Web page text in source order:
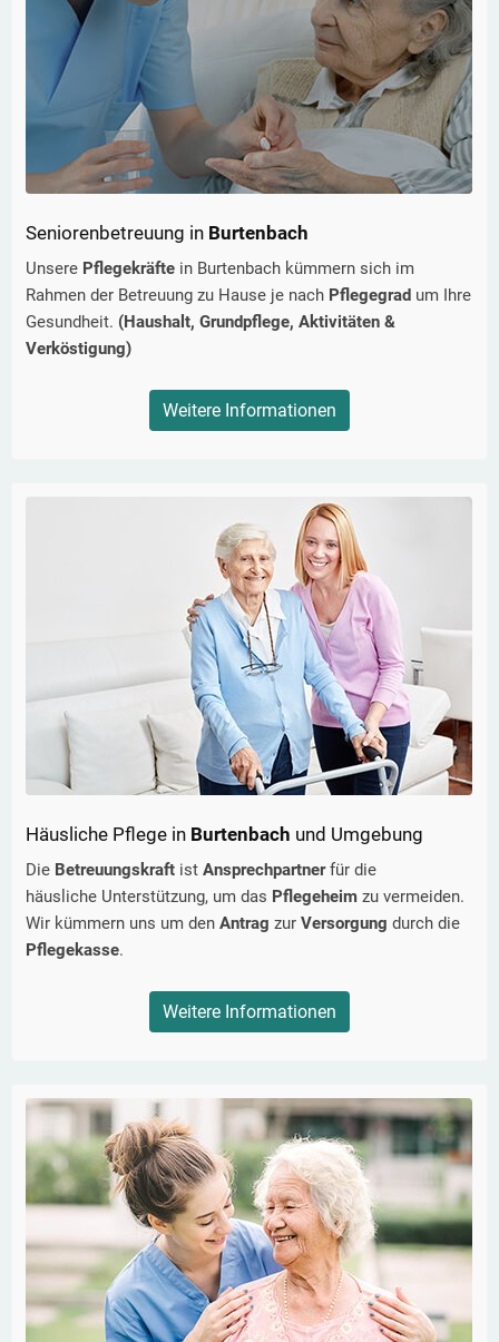
Seniorenbetreuung in Burtenbach
Unsere Pflegekräfte in Burtenbach kümmern sich im
Rahmen der Betreuung zu Hause je nach Pflegegrad um Ihre
Gesundheit. (Haushalt, Grundpflege, Aktivitäten &
Verköstigung)
Weitere Informationen
Häusliche Pflege in Burtenbach und Umgebung
Die Betreuungskraft ist Ansprechpartnerfür die
häusliche Unterstützung, um das Pflegeheim zu vermeiden.
Wir kümmern uns um den Antrag zur Versorgung durch die
Pflegekasse.
Weitere Informationen